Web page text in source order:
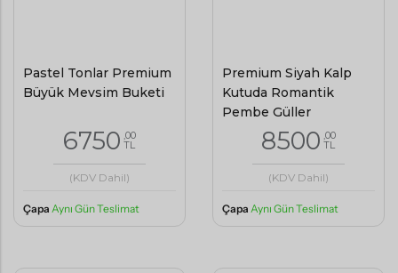
Pastel Tonlar Premium
Büyük Mevsim Buketi
6750 ,00
TL
(KDV Dahil)
Çapa Aynı Gün Teslimat
Premium Siyah Kalp
Kutuda Romantik
Pembe Güller
8500 ,00
TL
(KDV Dahil)
Çapa Aynı Gün Teslimat